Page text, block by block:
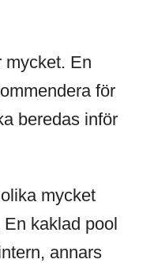
mycket. En
för
beredas inför
mycket
kaklad pool
annars